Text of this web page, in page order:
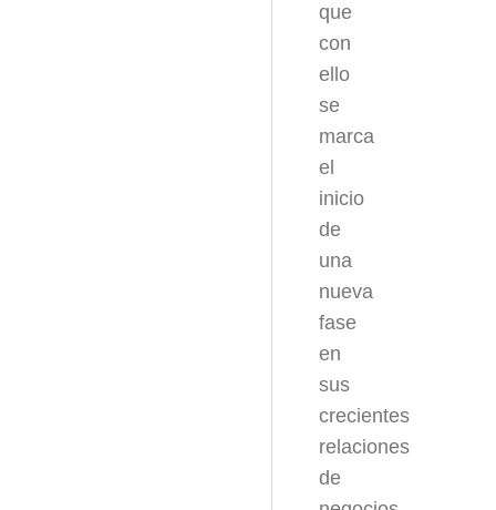
que
con
ello
se
marca
el
inicio
de
una
nueva
fase
en
sus
crecientes
relaciones
de